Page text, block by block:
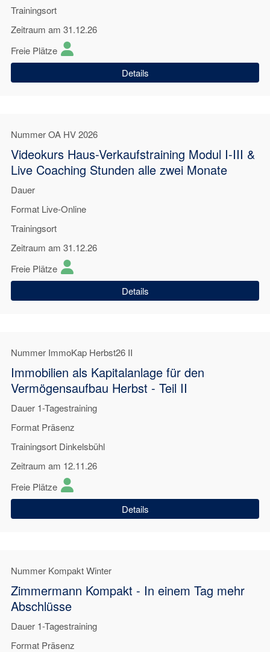
Trainingsort
Zeitraum am 31.12.26
Freie Plätze
Details
NummerOA HV 2026
Videokurs Haus-Verkaufstraining Modul I-III &
Live Coaching Stunden alle zwei Monate
Dauer
Format Live-Online
Trainingsort
Zeitraum am 31.12.26
Freie Plätze
Details
Nummer ImmoKap Herbst26 II
Immobilien als Kapitalanlage für den
Vermögensaufbau Herbst - Teil II
Dauer 1-Tagestraining
Format Präsenz
Trainingsort Dinkelsbühl
Zeitraum am 12.11.26
Freie Plätze
Details
Nummer Kompakt Winter
Zimmermann Kompakt - In einem Tag mehr
Abschlüsse
Dauer 1-Tagestraining
Format Präsenz